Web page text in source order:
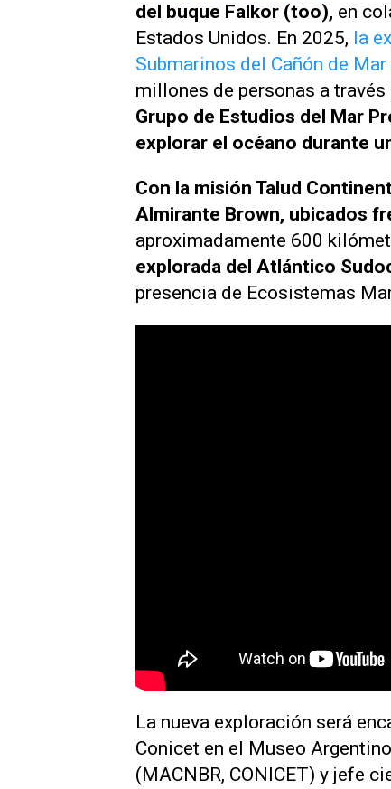
del buque Falkor (too), en
Estados Unidos. En 2025, la
Submarinos del Cañón de
millones de personas a través
Grupo de Estudios del Mar
explorar el océano durante
Con la misión Talud
Almirante Brown, ubicados
aproximadamente 600
explorada del Atlántico
presencia de Ecosistemas
La nueva exploración será
Conicet en el Museo
(MACNBR, CONICET) y jefe